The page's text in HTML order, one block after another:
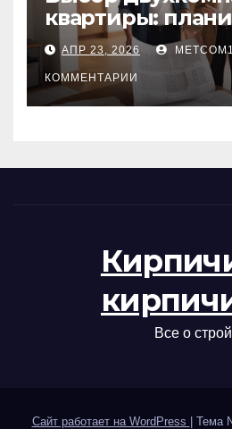
квартиры:
состояние
проверка
АПР 23, 2026
КОММЕНТАРИИ
Все о
Сайт работает на WordPress Тема